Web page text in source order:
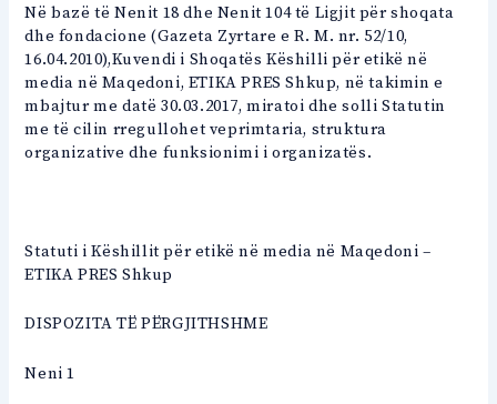
Në bazë të Nenit 18 dhe Nenit 104 të Ligjit për shoqata
dhe fondacione (Gazeta Zyrtare e R. M. nr. 52/10,
16.04.2010),Kuvendi i Shoqatës Këshilli për etikë në
media në Maqedoni, ETIKA PRES Shkup, në takimin e
mbajtur me datë 30.03.2017, miratoi dhe solli Statutin
me të cilin rregullohet veprimtaria, struktura
organizative dhe funksionimi i organizatës.
Statuti i Këshillit për etikë në media në Maqedoni –
ETIKA PRES Shkup
DISPOZITA TË PËRGJITHSHME
Neni 1